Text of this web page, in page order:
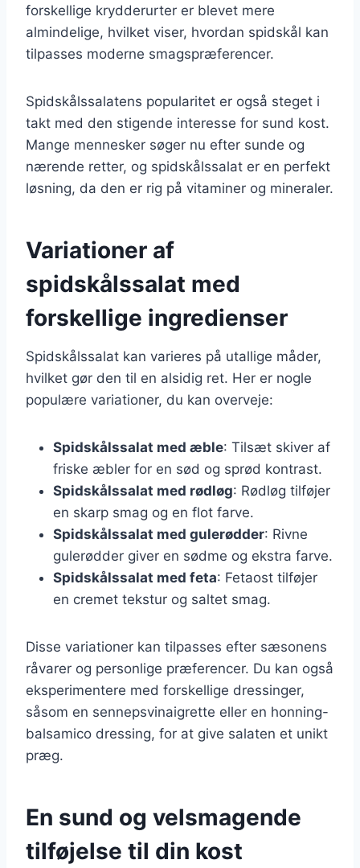
forskellige krydderurter er blevet mere
almindelige, hvilket viser, hvordan spidskål kan
tilpasses moderne smagspræferencer.
Spidskålssalatens popularitet er også steget i
takt med den stigende interesse for sund kost.
Mange mennesker søger nu efter sunde og
nærende retter, og spidskålssalat er en perfekt
løsning, da den er rig på vitaminer og mineraler.
Variationer af
spidskålssalat med
forskellige ingredienser
Spidskålssalat kan varieres på utallige måder,
hvilket gør den til en alsidig ret. Her er nogle
populære variationer, du kan overveje:
Spidskålssalat med æble: Tilsæt skiver af
friske æbler for en sød og sprød kontrast.
Spidskålssalat med rødløg: Rødløg tilføjer
en skarp smag og en flot farve.
Spidskålssalat med gulerødder: Rivne
gulerødder giver en sødme og ekstra farve.
Spidskålssalat med feta: Fetaost tilføjer
en cremet tekstur og saltet smag.
Disse variationer kan tilpasses efter sæsonens
råvarer og personlige præferencer. Du kan også
eksperimentere med forskellige dressinger,
såsom en sennepsvinaigrette eller en honning-
balsamico dressing, for at give salaten et unikt
præg.
En sund og velsmagende
tilføjelse til din kost